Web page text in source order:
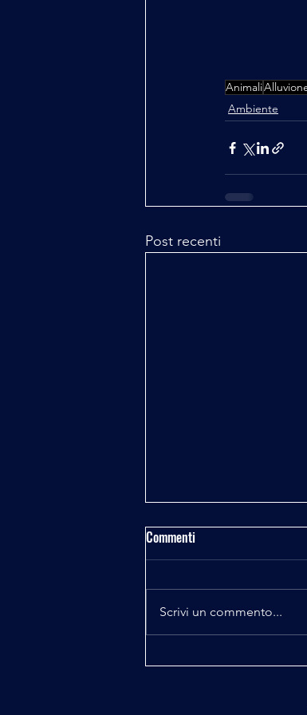
Animali
Ambiente
Post recenti
Commenti
Scrivi un commento...